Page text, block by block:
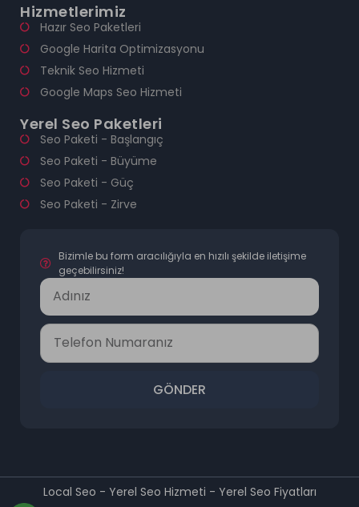
Hizmetlerimiz
Hazır Seo Paketleri
Google Harita Optimizasyonu
Teknik Seo Hizmeti
Google Maps Seo Hizmeti
Yerel Seo Paketleri
Seo Paketi - Başlangıç
Seo Paketi - Büyüme
Seo Paketi - Güç
Seo Paketi - Zirve
Bizimle bu form aracılığıyla en hızılı şekilde iletişime
geçebilirsiniz!
GÖNDER
Local Seo - Yerel Seo Hizmeti - Yerel Seo Fiyatları